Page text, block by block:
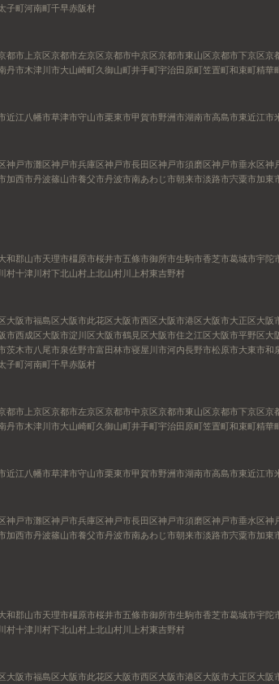
子町河南町千早赤阪村
都市上京区京都市左京区京都市中京区京都市東山区京都市下京区京
丹市木津川市大山崎町久御山町井手町宇治田原町笠置町和束町精華
近江八幡市草津市守山市栗東市甲賀市野洲市湖南市高島市東近江市
神戸市灘区神戸市兵庫区神戸市長田区神戸市須磨区神戸市垂水区神
加西市丹波篠山市養父市丹波市南あわじ市朝来市淡路市宍粟市加東
和郡山市天理市橿原市桜井市五條市御所市生駒市香芝市葛城市宇陀
村十津川村下北山村 上北山村川上村東吉野村
大阪市福島区大阪市此花区大阪市西区大阪市港区大阪市大正区大阪
市西成区大阪市淀川区大阪市鶴見区大阪市住之江区大阪市平野区大
茨木市八尾市泉佐野市富田林市寝屋川市河内長野市松原市大東市和
子町河南町千早赤阪村
都市上京区京都市左京区京都市中京区京都市東山区京都市下京区京
丹市木津川市大山崎町久御山町井手町宇治田原町笠置町和束町精華
近江八幡市草津市守山市栗東市甲賀市野洲市湖南市高島市東近江市
神戸市灘区神戸市兵庫区神戸市長田区神戸市須磨区神戸市垂水区神
加西市丹波篠山市養父市丹波市南あわじ市朝来市淡路市宍粟市加東
和郡山市天理市橿原市桜井市五條市御所市生駒市香芝市葛城市宇陀
村十津川村下北山村 上北山村川上村東吉野村
大阪市福島区大阪市此花区大阪市西区大阪市港区大阪市大正区大阪